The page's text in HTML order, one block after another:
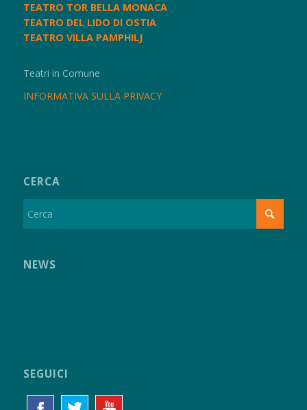
TEATRO TOR BELLA MONACA
TEATRO DEL LIDO DI OSTIA
TEATRO VILLA PAMPHILJ
Teatri in Comune
INFORMATIVA SULLA PRIVACY
CERCA
NEWS
SEGUICI